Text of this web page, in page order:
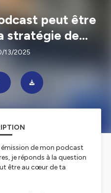
peut être
stratégie de
| E356
13/2025
de mon podcast
je réponds à la question
être au cœur de ta